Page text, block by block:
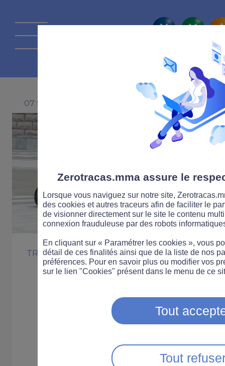
La route
07 SEPTEMBRE 2023
TROTTINETTE SÉCURITÉ ROUTIÈRE
Nouvelle
pour les
électriques
Zerotracas.mma assure le
Lorsque vous naviguez sur notre site,
des cookies et autres traceurs afin de faciliter le
de visionner directement sur le site le contenu
connexion frauduleuse par des robots
En cliquant sur « Paramétrer les cookies », vous
détail de ces finalités ainsi que de la liste de nos
préférences. Pour en savoir plus ou modifier vos
sur le lien "Cookies" présent dans le menu de ce
Tout
Tout